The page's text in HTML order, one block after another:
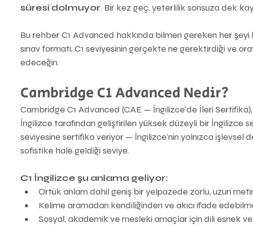
süresi dolmuyor. Bir kez geç, yeterlilik sonsuza dek
Bu rehber C1 Advanced hakkında bilmen gereken her
sınav formatı, C1 seviyesinin gerçekte ne gerektirdiği ve
edeceğin.
Cambridge C1 Advanced Nedir?
Cambridge C1 Advanced (CAE — İngilizce'de İleri
İngilizce tarafından geliştirilen yüksek düzeyli bir İngilizce
seviyesine sertifika veriyor — İngilizce'nin yalnızca işlevsel
sofistike hale geldiği seviye.
C1 İngilizce şu anlama geliyor:
Örtük anlam dahil geniş bir yelpazede zorlu, uzun
Kelime aramadan kendiliğinden ve akıcı ifade
Sosyal, akademik ve mesleki amaçlar için dili esnek